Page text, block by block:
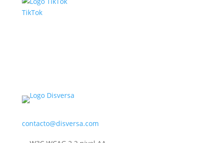
TikTok
contacto@disversa.com